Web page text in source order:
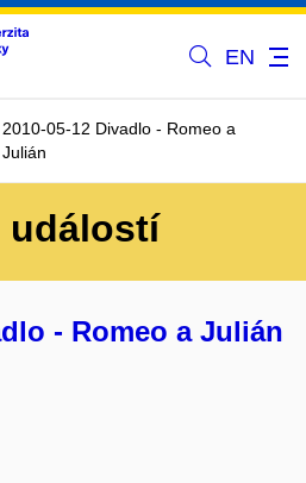
EN
2010-05-12 Divadlo - Romeo a
Julián
událostí
- Romeo a Julián